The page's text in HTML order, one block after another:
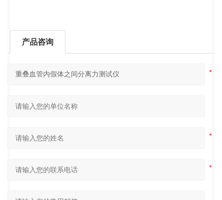
产品咨询